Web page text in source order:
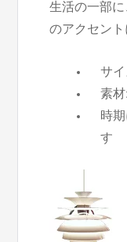
生活の一部
のアクセント
サ
素
時
す